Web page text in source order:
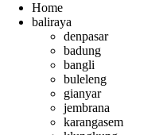
Home
baliraya
denpasar
badung
bangli
buleleng
gianyar
jembrana
karangasem